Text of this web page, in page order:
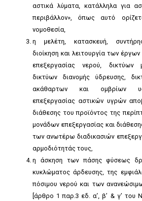
αστικά λύματα, κατάλληλα για
περιβάλλον», όπως αυτό
νομοθεσία,
η μελέτη, κατασκευή,
διοίκηση και λειτουργία των
επεξεργασίας νερού, δικτύων
δικτύων διανομής ύδρευσης,
ακάθαρτων και ομβρίων
επεξεργασίας αστικών υγρών
διάθεσης του προϊόντος της
μονάδων επεξεργασίας και
των ανωτέρω διαδικασιών
αρμοδιότητάς τους,
η άσκηση των πάσης φύσεως
κυκλώματος άρδευσης, της
πόσιμου νερού και των
[άρθρο 1 παρ.3 εδ. α’, β’ & γ’ του